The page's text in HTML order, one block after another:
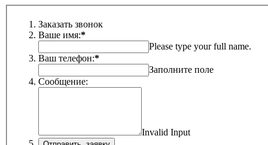
Заказать звонок
Ваше имя:*
Please type your full name.
Ваш телефон:*
Заполните поле
Сообщение:
Invalid Input